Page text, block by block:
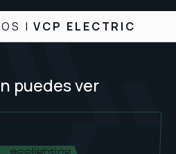
|VCP ELECTRIC
puedes ver